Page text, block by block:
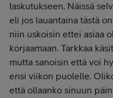
laskutukseen. Näissä
eli jos lauantaina tästä
niin uskoisin ettei asiaa
korjaamaan. Tarkkaa
mutta sanoisin että voi
ensi viikon puolelle.
että ollaanko sinuun